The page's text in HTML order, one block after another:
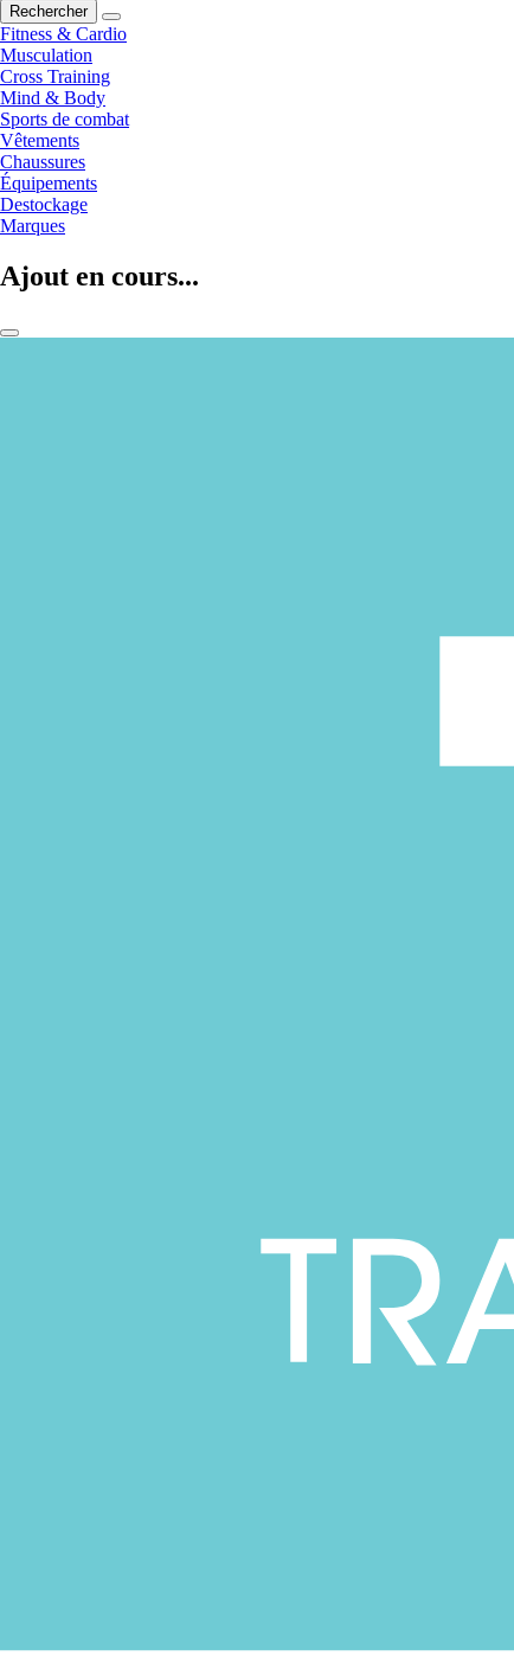
Rechercher
Fitness & Cardio
Musculation
Cross Training
Mind & Body
Sports de combat
Vêtements
Chaussures
Équipements
Destockage
Marques
Ajout en cours...